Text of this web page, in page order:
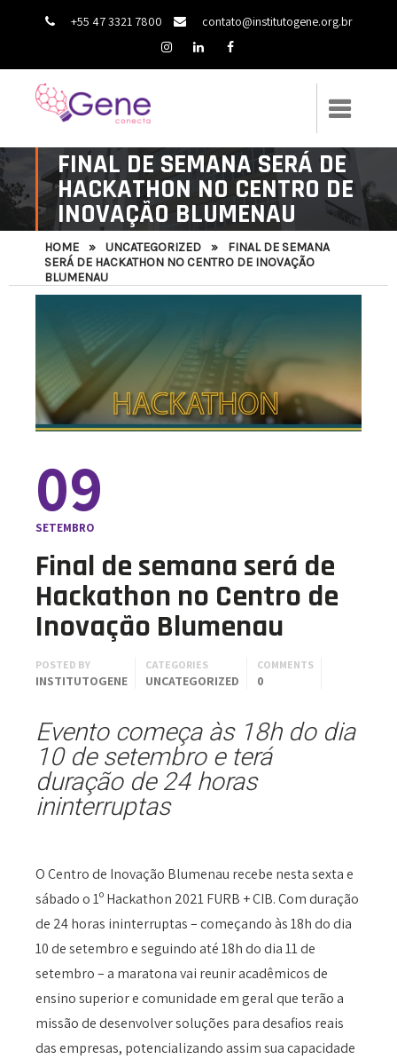
+55 47 3321 7800 contato@institutogene.org.br
FINAL DE SEMANA SERÁ DE
HACKATHON NO CENTRO DE
INOVAÇÃO BLUMENAU
HOME » UNCATEGORIZED »
FINAL DE SEMANA
SERÁ DE HACKATHON NO CENTRO DE INOVAÇÃO
BLUMENAU
09
SETEMBRO
Final de semana será de
Hackathon no Centro de
Inovação Blumenau
POSTED BY
INSTITUTOGENE
CATEGORIES
UNCATEGORIZED
COMMENTS
0
Evento começa às 18h do dia
10 de setembro e terá
duração de 24 horas
ininterruptas
O Centro de Inovação Blumenau recebe nesta sexta e
sábado o 1º Hackathon 2021 FURB + CIB. Com duração
de 24 horas ininterruptas – começando às 18h do dia
10 de setembro e seguindo até 18h do dia 11 de
setembro – a maratona vai reunir acadêmicos de
ensino superior e comunidade em geral que terão a
missão de desenvolver soluções para desafios reais
das empresas, potencializando assim sua capacidade